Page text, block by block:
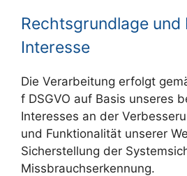
Rechtsgrundlage
Interesse
Die Verarbeitung erfolgt
f DSGVO auf Basis unseres
Interesses an der
und Funktionalität unserer
Sicherstellung der
Missbrauchserkennung.